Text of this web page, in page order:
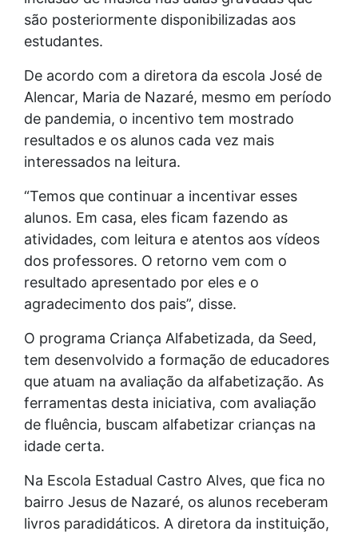
são posteriormente disponibilizadas aos
estudantes.
De acordo com a diretora da escola José de
Alencar, Maria de Nazaré, mesmo em período
de pandemia, o incentivo tem mostrado
resultados e os alunos cada vez mais
interessados na leitura.
“Temos que continuar a incentivar esses
alunos. Em casa, eles ficam fazendo as
atividades, com leitura e atentos aos vídeos
dos professores. O retorno vem com o
resultado apresentado por eles e o
agradecimento dos pais”, disse.
O programa Criança Alfabetizada, da Seed,
tem desenvolvido a formação de educadores
que atuam na avaliação da alfabetização. As
ferramentas desta iniciativa, com avaliação
de fluência, buscam alfabetizar crianças na
idade certa.
Na Escola Estadual Castro Alves, que fica no
bairro Jesus de Nazaré, os alunos receberam
livros paradidáticos. A diretora da instituição,